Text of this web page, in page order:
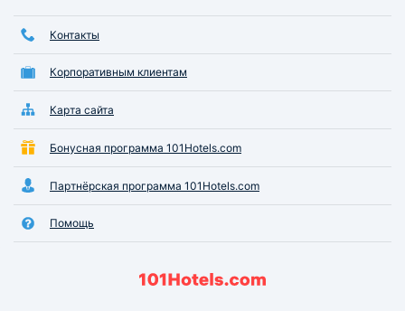
Контакты
Корпоративным клиентам
Карта сайта
Бонусная программа 101Hotels.com
Партнёрская программа 101Hotels.com
Помощь